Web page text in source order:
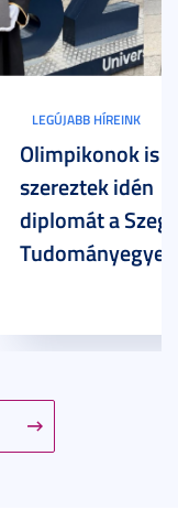
LEGÚJABB HÍREINK
Olimpikonok is
szereztek idén
diplomát a